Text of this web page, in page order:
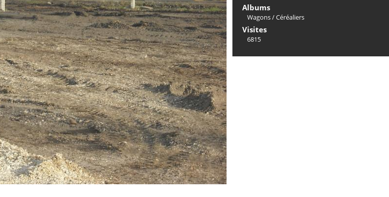
Albums
Wagons/Céréaliers
Visites
6815